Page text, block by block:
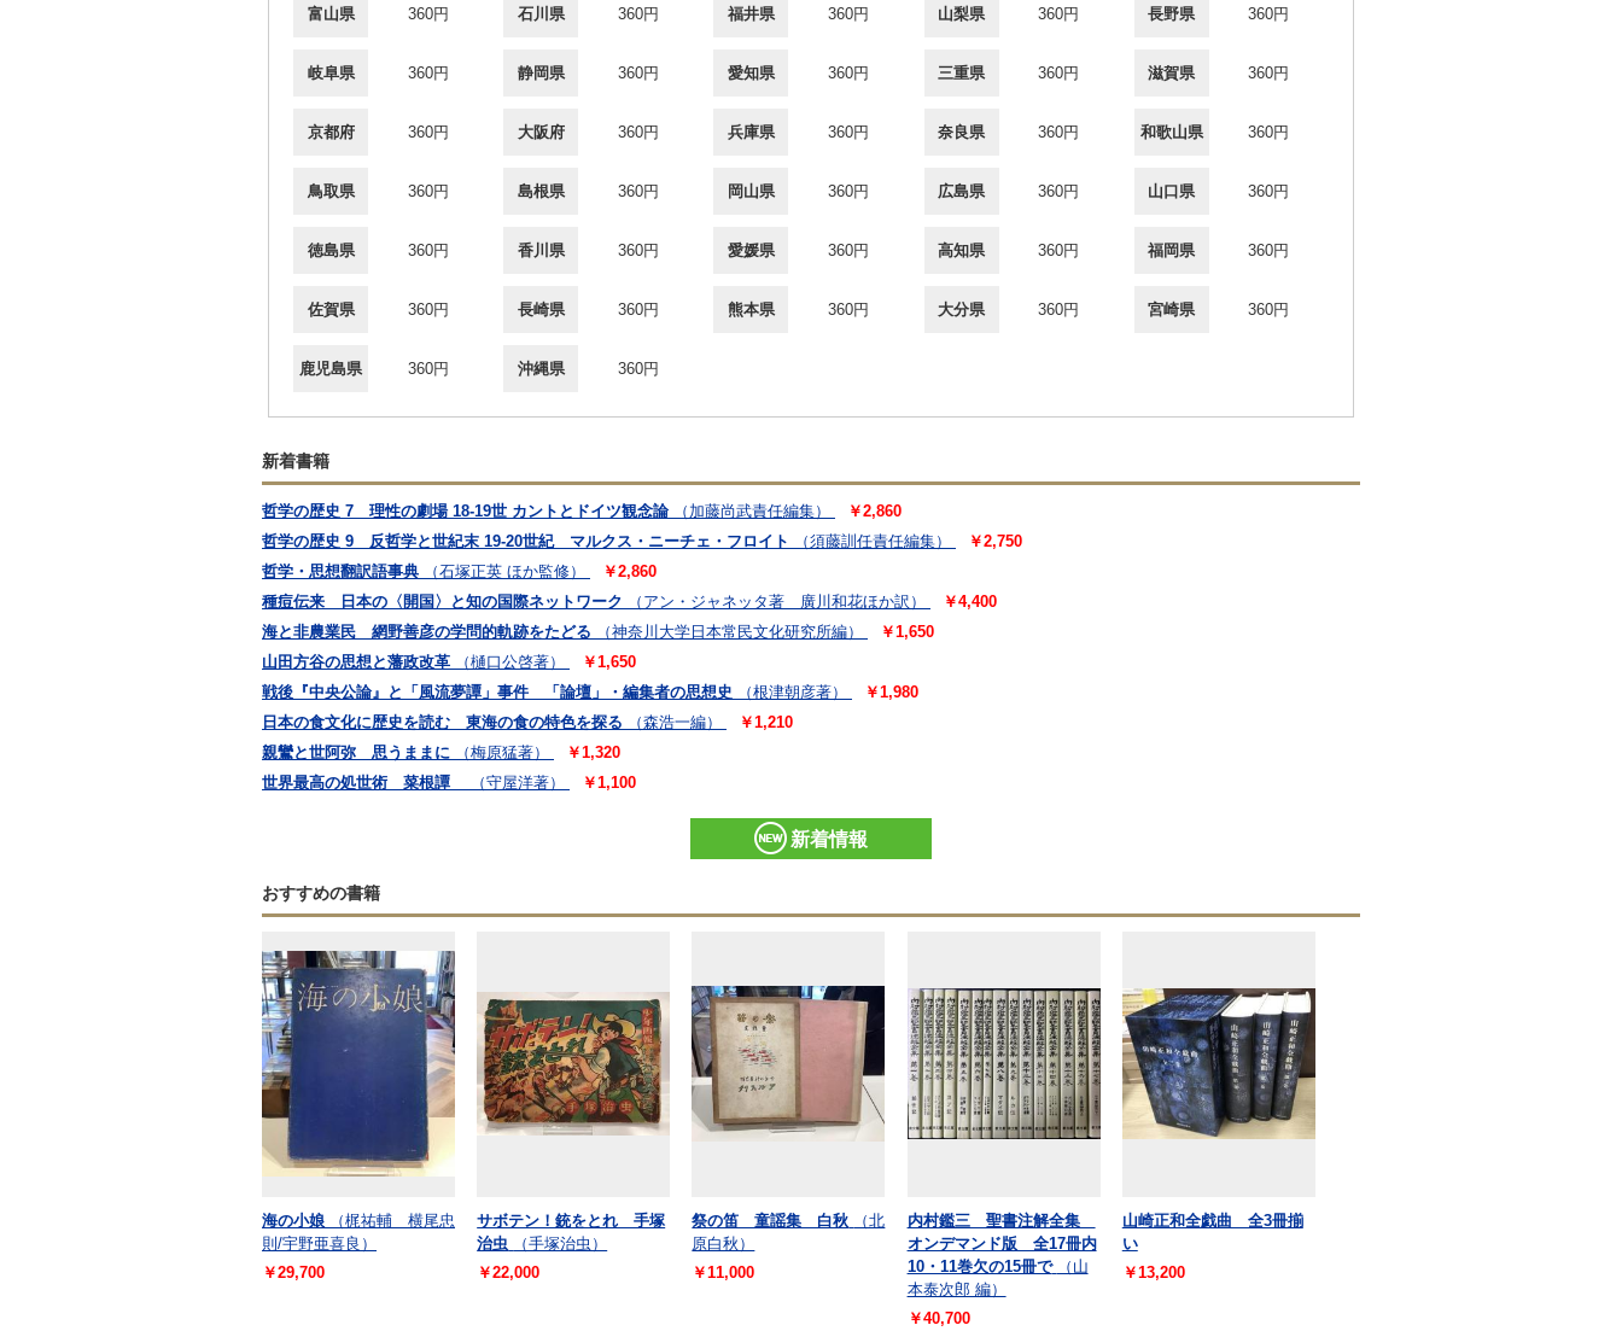
富山県 360円 石川県 360円 福井県 360円 山梨県 360円 長野県 360円
岐阜県 360円 静岡県 360円 愛知県 360円 三重県 360円 滋賀県 360円
京都府 360円 大阪府 360円 兵庫県 360円 奈良県 360円 和歌山県 360円
鳥取県 360円 島根県 360円 岡山県 360円 広島県 360円 山口県 360円
徳島県 360円 香川県 360円 愛媛県 360円 高知県 360円 福岡県 360円
佐賀県 360円 長崎県 360円 熊本県 360円 大分県 360円 宮崎県 360円
鹿児島県 360円 沖縄県 360円
新着書籍
哲学の歴史 7 理性の劇場 18-19世 カントとドイツ観念論 （加藤尚武責任編集）
￥2,860
哲学の歴史 9 反哲学と世紀末 19-20世紀 マルクス・ニーチェ・フロイト
（須藤訓任責任編集）
￥2,750
哲学・思想翻訳語事典
（石塚正英 ほか監修）
￥2,860
種痘伝来 日本の〈開国〉と知の国際ネットワーク
（アン・ジャネッタ著 廣川和花ほか訳）
￥4,400
海と非農業民 網野善彦の学問的軌跡をたどる
（神奈川大学日本常民文化研究所編）
￥1,650
山田方谷の思想と藩政改革
（樋口公啓著）
￥1,650
戦後『中央公論』と「風流夢譚」事件 「論壇」・編集者の思想史
（根津朝彦著）
￥1,980
日本の食文化に歴史を読む 東海の食の特色を探る
（森浩一編）
￥1,210
親鸞と世阿弥 思うままに
（梅原猛著）
￥1,320
世界最高の処世術 菜根譚
（守屋洋著） ￥1,100
新着情報
おすすめの書籍
海の小娘
（梶祐輔 横尾忠
則/宇野亜喜良）
￥29,700
サボテン！銃をとれ 手塚
治虫
（手塚治虫）
￥22,000
祭の笛 童謡集 白秋
（北
原白秋）
￥11,000
内村鑑三 聖書注解全集
オンデマンド版 全17冊内
10・11巻欠の15冊で
（山
本泰次郎 編）
￥40,700
山崎正和全戯曲 全3冊揃
い
￥13,200